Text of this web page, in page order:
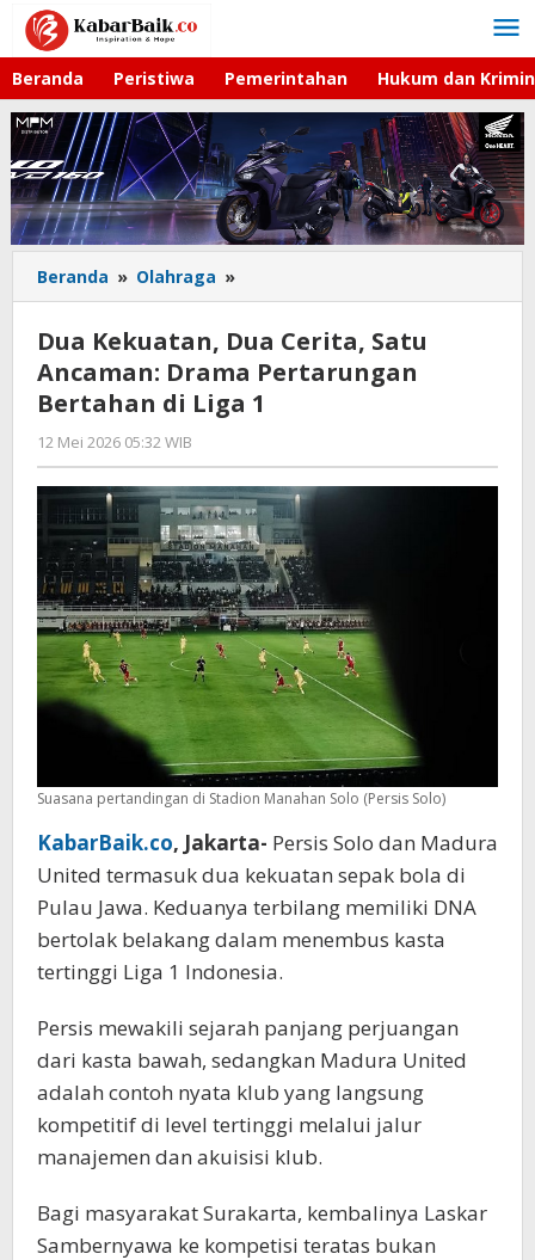
Lewati
konten
Beranda Peristiwa Pemerintahan Hukum dan
Beranda » Olahraga »
Kekuatan,
Cerita,
Satu
Ancaman:
di
Liga
1
Dua Kekuatan, Dua Cerita, Satu
Ancaman: Drama Pertarungan
Bertahan di Liga 1
12 Mei 2026 05:32 WIB
Hardy
Suasana pertandingan di Stadion Manahan Solo (Persis Solo)
KabarBaik.co, Jakarta- Persis Solo dan Madura
United termasuk dua kekuatan sepak bola di
Pulau Jawa. Keduanya terbilang memiliki DNA
bertolak belakang dalam menembus kasta
tertinggi Liga 1 Indonesia.
Persis mewakili sejarah panjang perjuangan
dari kasta bawah, sedangkan Madura United
adalah contoh nyata klub yang langsung
kompetitif di level tertinggi melalui jalur
manajemen dan akuisisi klub.
Bagi masyarakat Surakarta, kembalinya Laskar
Sambernyawa ke kompetisi teratas bukan